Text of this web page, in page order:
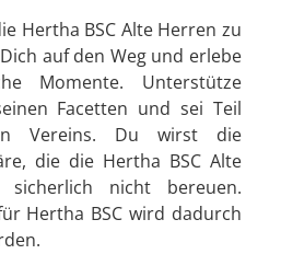
Hertha BSC Alte Herren zu
auf den Weg und erlebe
Momente. Unterstütze
Facetten und sei Teil
Vereins. Du wirst die
die die Hertha BSC Alte
sicherlich nicht bereuen.
Hertha BSC wird dadurch